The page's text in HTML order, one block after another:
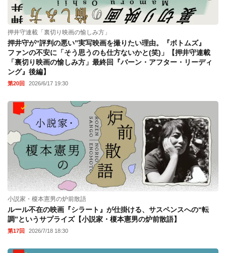
押井守連載「裏切り映画の愉しみ方」
押井守が“評判の悪い”実写映画を撮りたい理由。『ボトムズ』
ファンの不安に「そう思うのも仕方ないかと(笑)」【押井守連載
「裏切り映画の愉しみ方」最終回『バーン・アフター・リーディ
ング』後編】
第20回 2026/6/17 19:30
小説家・榎本憲男の炉前散語
ルール不在の映画『シラート』が仕掛ける、サスペンスへの“転
調”というサプライズ【小説家・榎本憲男の炉前散語】
第17回 2026/7/18 18:30